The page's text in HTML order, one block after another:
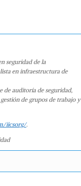
seguridad de la
en infraestructura de
de auditoría de seguridad,
de grupos de trabajo y
iicsorg/.